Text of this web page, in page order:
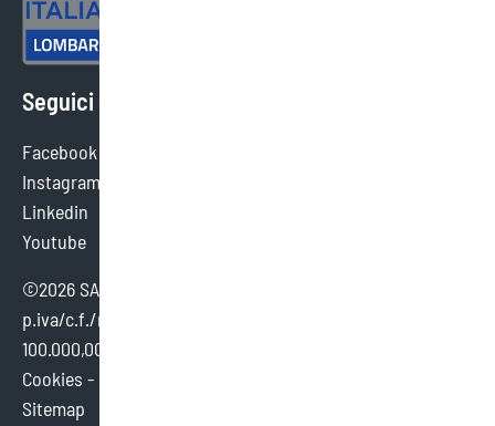
Seguici sui social
Facebook
Instagram
Linkedin
Youtube
©2026 SAEF SRL SB - tutti i diritti sono riservati.
p.iva/c.f./reg. imp. brescia 02154380980 - cap. sociale €
100.000,00 i.v.
Cookies -
Sitemap